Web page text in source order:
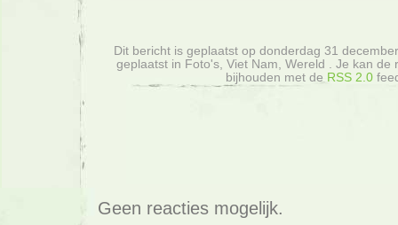
Dit bericht is geplaatst op donderdag 31
geplaatst in Foto's, Viet Nam, Wereld . Je kan de
bijhouden met de RSS 2.0
Geen reacties mogelijk.